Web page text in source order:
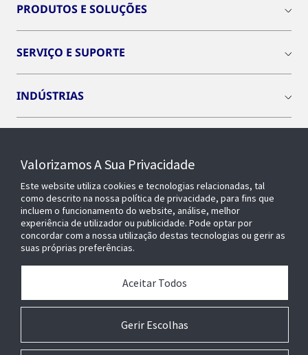
PRODUTOS E SOLUÇÕES
SERVIÇO E SUPORTE
INDÚSTRIAS
SOBRE NÓS
OPENBLUE
EDIFÍCIOS INTELIGENTES
Valorizamos A Sua Privacidade
Este website utiliza cookies e tecnologias relacionadas, tal
como descrito na nossa política de privacidade, para fins que
incluem o funcionamento do website, análise, melhor
experiência de utilizador ou publicidade. Pode optar por
concordar com a nossa utilização destas tecnologias ou gerir as
suas próprias preferências.
Gerir Escolhas
Aceitar Todos